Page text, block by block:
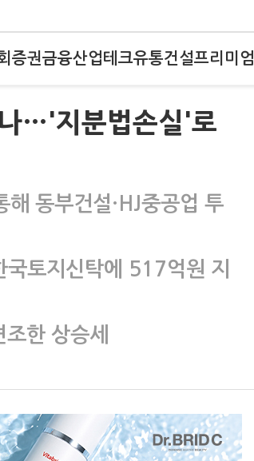
증권금융산업테크유통건설프리미엄
나…'지분법손실'로
해 동부건설·HJ중공업 투
토지신탁에 517억원 지
한 상승세